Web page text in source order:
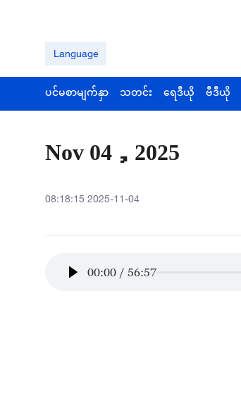
Language
ပင်မစာမျက်နှာ သတင်း ရေဒီယို ဗီဒီယို
Nov 04，2025
08:18:15 2025-11-04
00:00 / 56:57